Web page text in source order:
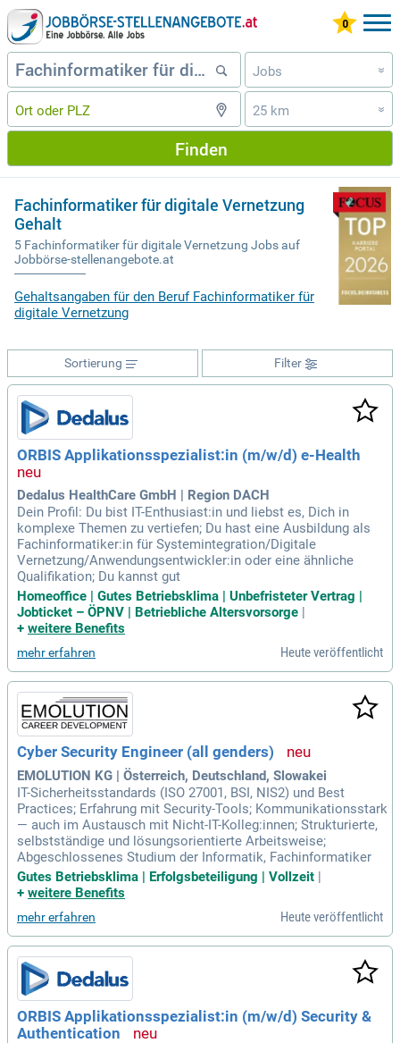
Jobs »
25 km »
Finden
Fachinformatiker für digitale Vernetzung
Gehalt
5 Fachinformatiker für digitale Vernetzung Jobs auf
Jobbörse-stellenangebote.at
Gehaltsangaben für den Beruf Fachinformatiker für
digitale Vernetzung
Filter
Sortierung
ORBIS Applikationsspezialist:in (m/w/d) e-Health
Dedalus HealthCare GmbH | Region DACH
Dein Profil: Du bist IT-Enthusiast:in und liebst es, Dich in
komplexe Themen zu vertiefen; Du hast eine Ausbildung als
Fachinformatiker:in für Systemintegration/Digitale
Vernetzung/Anwendungsentwickler:in oder eine ähnliche
Qualifikation; Du kannst gut
Homeoffice | Gutes Betriebsklima | Unbefristeter Vertrag |
Jobticket – ÖPNV | Betriebliche Altersvorsorge
+ weitere Benefits
mehr erfahren Heute veröffentlicht
Cyber Security Engineer (all genders)
EMOLUTION KG | Österreich, Deutschland, Slowakei
IT-Sicherheitsstandards (ISO 27001, BSI, NIS2) und Best
Practices; Erfahrung mit Security-Tools; Kommunikationsstark
— auch im Austausch mit Nicht-IT-Kolleg:innen; Strukturierte,
selbstständige und lösungsorientierte Arbeitsweise;
Abgeschlossenes Studium der Informatik, Fachinformatiker
Gutes Betriebsklima | Erfolgsbeteiligung | Vollzeit |
+ weitere Benefits
mehr erfahren Heute veröffentlicht
ORBIS Applikationsspezialist:in (m/w/d) Security &
Authentication